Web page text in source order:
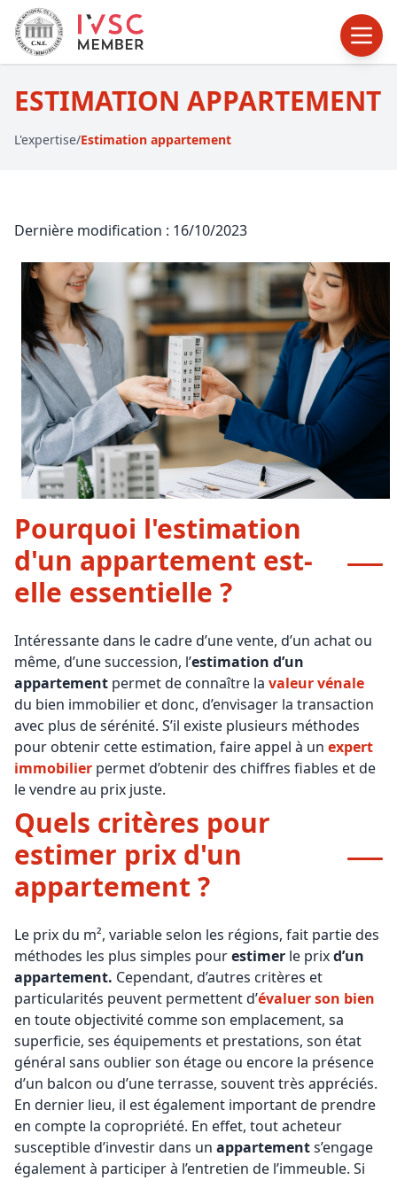
ESTIMATION APPARTEMENT
L'expertise/Estimation appartement
Dernière modification : 16/10/2023
Pourquoi l'estimation
d'un appartement est-
elle essentielle ?
Intéressante dans le cadre d’une vente, d’un achat ou
même, d’une succession, l’estimation d’un
appartement permet de connaître la valeur vénale
du bien immobilier et donc, d’envisager la transaction
avec plus de sérénité. S’il existe plusieurs méthodes
pour obtenir cette estimation, faire appel à un expert
immobilier permet d’obtenir des chiffres fiables et de
le vendre au prix juste.
Quels critères pour
estimer prix d'un
appartement ?
Le prix du m², variable selon les régions, fait partie des
méthodes les plus simples pourestimer le prixd’un
appartement. Cependant, d’autres critères et
particularités peuvent permettent d’évaluer son bien
en toute objectivité comme son emplacement, sa
superficie, ses équipements et prestations, son état
général sans oublier son étage ou encore la présence
d’un balcon ou d’une terrasse, souvent très appréciés.
En dernier lieu, il est également important de prendre
en compte la copropriété. En effet, tout acheteur
susceptible d’investir dans un appartements’engage
également à participer à l’entretien de l’immeuble. Si